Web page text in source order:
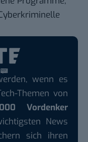
wenn es
Themen von
Vordenker
News
sich ihren